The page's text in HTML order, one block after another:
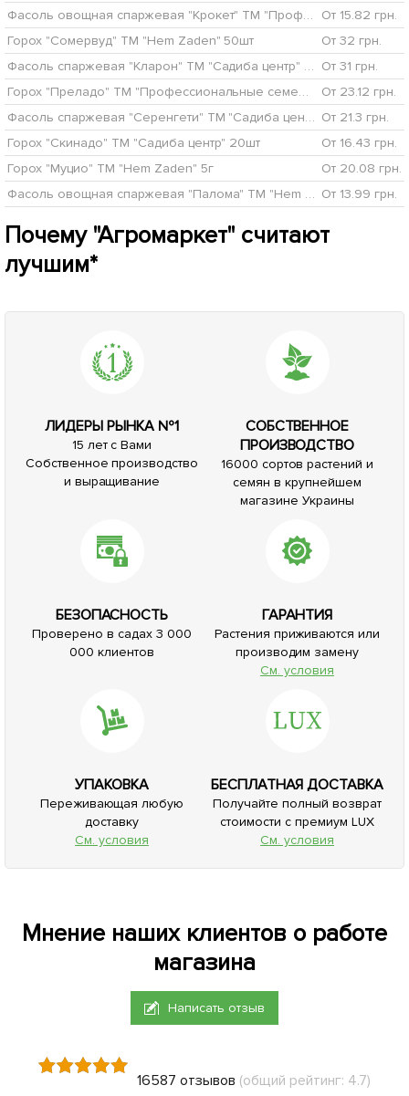
Фасоль овощная спаржевая "Крокет" ТМ "Профессиональные семена" 20шт
От 15.82 грн.
Горох "Сомервуд" ТМ "Hem Zaden" 50шт
От 32 грн.
Фасоль спаржевая "Кларон" ТМ "Садиба центр" 10г От 31 грн.
Горох "Преладо" ТМ "Профессиональные семена" 20шт
От 23.12 грн.
Фасоль спаржевая "Серенгети" ТМ "Садиба центр" 20шт От 21.3 грн.
Горох "Скинадо" ТМ "Садиба центр" 20шт
От 16.43 грн.
Горох "Муцио" ТМ "Hem Zaden" 5г
От 20.08 грн.
Фасоль овощная спаржевая "Палома" ТМ "Hem Zaden" 25шт От 13.99 грн.
Почему "Агромаркет" считают
лучшим*
ЛИДЕРЫ РЫНКА №1
15 лет с Вами
Собственное производство
и выращивание
СОБСТВЕННОЕ
ПРОИЗВОДСТВО
16000 сортов растений и
семян в крупнейшем
магазине Украины
БЕЗОПАСНОСТЬ
Проверено в садах 3 000
000 клиентов
ГАРАНТИЯ
Растения приживаются или
производим замену
См. условия
УПАКОВКА
Переживающая любую
доставку
См. условия
БЕСПЛАТНАЯ ДОСТАВКА
Получайте полный возврат
стоимости с премиум LUX
См. условия
Мнение наших клиентов о работе
магазина
Написать отзыв
16587 отзывов (общий рейтинг: 4.7)